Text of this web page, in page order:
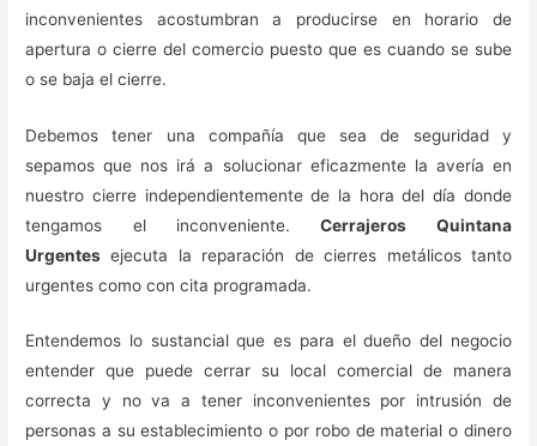
inconvenientes acostumbran a producirse en horario de
apertura o cierre del comercio puesto que es cuando se sube
o se baja el cierre.
Debemos tener una compañía que sea de seguridad y
sepamos que nos irá a solucionar eficazmente la avería en
nuestro cierre independientemente de la hora del día donde
tengamos el inconveniente.Cerrajeros Quintana
Urgentes ejecuta la reparación de cierres metálicos tanto
urgentes como con cita programada.
Entendemos lo sustancial que es para el dueño del negocio
entender que puede cerrar su local comercial de manera
correcta y no va a tener inconvenientes por intrusión de
personas a su establecimiento o por robo de material o dinero